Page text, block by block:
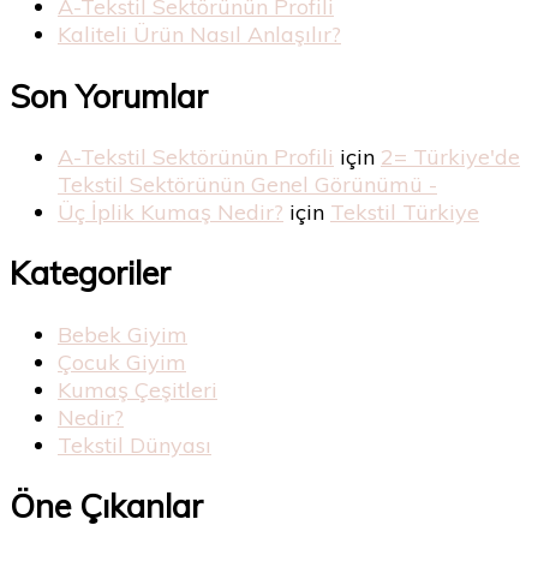
A-Tekstil Sektörünün Profili
Kaliteli Ürün Nasıl Anlaşılır?
Son Yorumlar
A-Tekstil Sektörünün Profili için 2= Türkiye'de
Tekstil Sektörünün Genel Görünümü -
Üç İplik Kumaş Nedir? için Tekstil Türkiye
Kategoriler
Bebek Giyim
Çocuk Giyim
Kumaş Çeşitleri
Nedir?
Tekstil Dünyası
Öne Çıkanlar